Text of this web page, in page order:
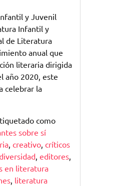
y Juvenil
Infantil y
de Literatura
anual que
literaria dirigida
año 2020, este
celebrar la
como
sobre sí
creativo críticos
editores
en literatura
literatura